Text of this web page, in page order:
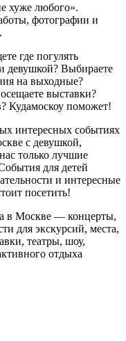
хуже любого».
фотографии и
где погулять
девушкой? Выбираете
на выходные?
выставки?
Кудамоскоу поможет!
интересных событиях
с девушкой,
только лучшие
для детей
и интересные
посетить!
в Москве — концерты,
для экскурсий, места,
театры, шоу,
отдыха